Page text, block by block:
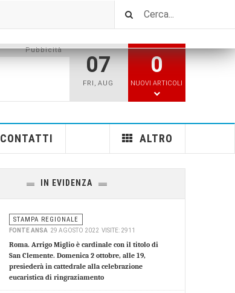
Pubbicità
07
FRI ,AUG
0
NUOVI ARTICOLI
CONTATTI ALTRO
IN EVIDENZA
STAMPA REGIONALE
FONTE ANSA 29 AGOSTO 2022 VISITE: 2911
Roma. Arrigo Miglio è cardinale con il titolo di
San Clemente. Domenica 2 ottobre, alle 19,
presiederà in cattedrale alla celebrazione
eucaristica di ringraziamento